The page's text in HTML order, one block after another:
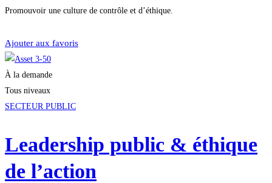
Promouvoir une culture de contrôle et d’éthique.
Ajouter aux favoris
À la demande
Tous niveaux
SECTEUR PUBLIC
Leadership public & éthique
de l’action